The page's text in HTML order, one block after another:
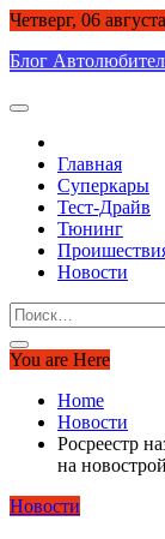
Skip
content
Четверг, 06
Блог
Главная
Суперкары
Тест-Драйв
Тюнинг
Новости
Найти:
You are Here
Home
Новости
Росреестр
на
Новости